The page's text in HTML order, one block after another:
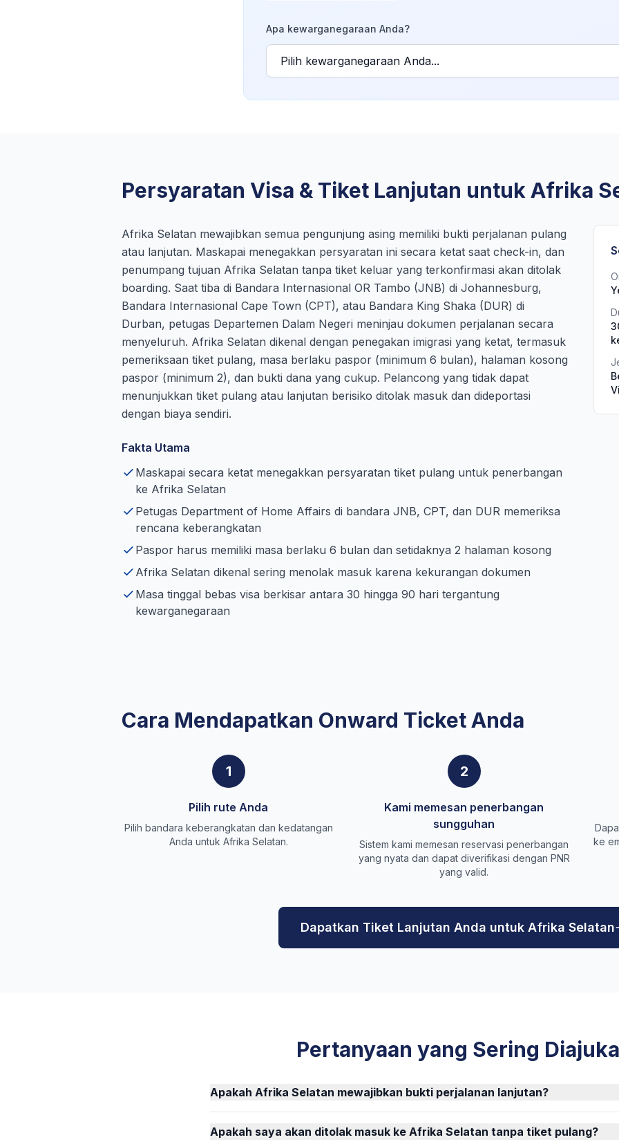
Apa kewarganegaraan Anda?
Persyaratan Visa & Tiket Lanjutan untuk Afrika
Afrika Selatan mewajibkan semua pengunjung asing memiliki bukti perjalanan pulang
atau lanjutan. Maskapai menegakkan persyaratan ini secara ketat saat check-in, dan
penumpang tujuan Afrika Selatan tanpa tiket keluar yang terkonfirmasi akan ditolak
boarding. Saat tiba di Bandara Internasional OR Tambo (JNB) di Johannesburg,
Bandara Internasional Cape Town (CPT), atau Bandara King Shaka (DUR) di
Durban, petugas Departemen Dalam Negeri meninjau dokumen perjalanan secara
menyeluruh. Afrika Selatan dikenal dengan penegakan imigrasi yang ketat, termasuk
pemeriksaan tiket pulang, masa berlaku paspor (minimum 6 bulan), halaman kosong
paspor (minimum 2), dan bukti dana yang cukup. Pelancong yang tidak dapat
menunjukkan tiket pulang atau lanjutan berisiko ditolak masuk dan dideportasi
dengan biaya sendiri.
Fakta Utama
Maskapai secara ketat menegakkan persyaratan tiket pulang untuk penerbangan
ke Afrika Selatan
Petugas Department of Home Affairs di bandara JNB, CPT, dan DUR memeriksa
rencana keberangkatan
Paspor harus memiliki masa berlaku 6 bulan dan setidaknya 2 halaman kosong
Afrika Selatan dikenal sering menolak masuk karena kekurangan dokumen
Masa tinggal bebas visa berkisar antara 30 hingga 90 hari tergantung
kewarganegaraan
Cara Mendapatkan Onward Ticket Anda
1
Pilih rute Anda
Pilih bandara keberangkatan dan kedatangan
Anda untuk Afrika Selatan.
2
Kami memesan penerbangan
sungguhan
Sistem kami memesan reservasi penerbangan
yang nyata dan dapat diverifikasi dengan PNR
yang valid.
ke
Dapatkan Tiket Lanjutan Anda untuk Afrika Selatan
Pertanyaan yang Sering
Apakah Afrika Selatan mewajibkan bukti perjalanan lanjutan?
Apakah saya akan ditolak masuk ke Afrika Selatan tanpa tiket pulang?